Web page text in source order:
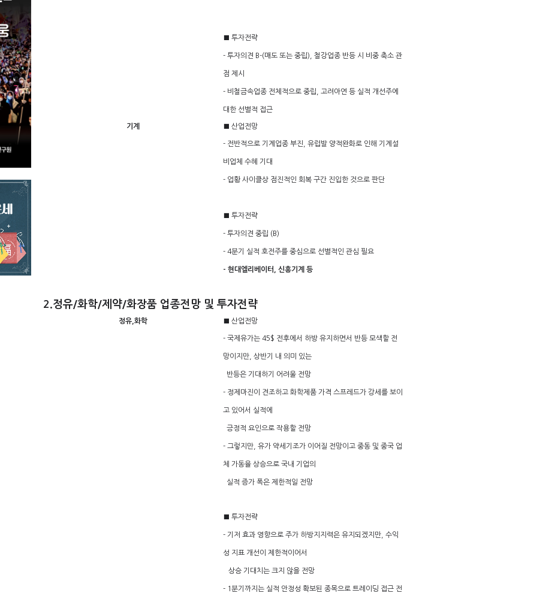
■ 투자전략
- 투자의견 B-(매도 또는 중립), 철강업종 반등 시 비중 축소 관
점 제시
- 비철금속업종 전체적으로 중립, 고려아연 등 실적 개선주에
대한 선별적 접근
기계 ■ 산업전망
- 전반적으로 기계업종 부진, 유럽발 양적완화로 인해 기계설
비업체 수혜 기대
- 업황 사이클상 점진적인 회복 구간 진입한 것으로 판단
■ 투자전략
- 투자의견 중립 (B)
- 4분기 실적 호전주를 중심으로 선별적인 관심 필요
- 현대엘리베이터, 신흥기계 등
2.정유/화학/제약/화장품 업종전망 및 투자전략
정유,화학 ■ 산업전망
- 국제유가는 45$ 전후에서 하방 유지하면서 반등 모색할 전
망이지만, 상반기 내 의미 있는
반등은 기대하기 어려울 전망
- 정제마진이 견조하고 화학제품 가격 스프레드가 강세를 보이
고 있어서 실적에
긍정적 요인으로 작용할 전망
- 그렇지만, 유가 약세기조가 이어질 전망이고 중동 및 중국 업
체 가동율 상승으로 국내 기업의
실적 증가 폭은 제한적일 전망
■ 투자전략
- 기저 효과 영향으로 주가 하방지지력은 유지되겠지만, 수익
성 지표 개선이 제한적이어서
상승 기대치는 크지 않을 전망
- 1분기까지는 실적 안정성 확보된 종목으로 트레이딩 접근 전